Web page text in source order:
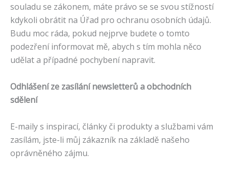
souladu se zákonem, máte právo se se svou stížností
kdykoli obrátit na Úřad pro ochranu osobních údajů.
Budu moc ráda, pokud nejprve budete o tomto
podezření informovat mě, abych s tím mohla něco
udělat a případné pochybení napravit.
Odhlášení ze zasílání newsletterů a obchodních
sdělení
E-maily s inspirací, články či produkty a službami vám
zasílám, jste-li můj zákazník na základě našeho
oprávněného zájmu.